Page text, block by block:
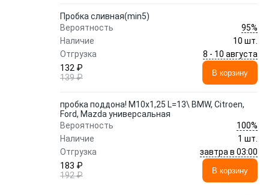
Пробка сливная(min5)
Вероятность
95%
Наличие
10 шт.
Отгрузка
8 - 10 августа
132 ₽
139 ₽
В корзину
пробка поддона! M10х1,25 L=13\ BMW, Citroen,
Ford, Mazda универсальная
Вероятность
100%
Наличие
1 шт.
Отгрузка
завтра в 03:00
183 ₽
192 ₽
В корзину